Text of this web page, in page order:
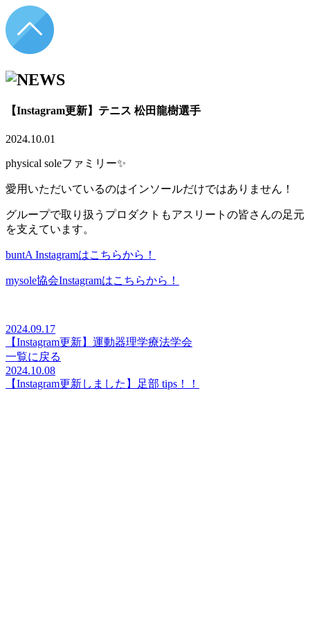
【Instagram更新】テニス 松田龍樹選手
2024.10.01
physical soleファミリー✨
愛用いただいているのはインソールだけではありません！
グループで取り扱うプロダクトもアスリートの皆さんの足元
を支えています。
buntA Instagramはこちらから！
mysole協会Instagramはこちらから！
2024.09.17
【Instagram更新】運動器理学療法学会
一覧に戻る
2024.10.08
【Instagram更新しました】足部 tips！！